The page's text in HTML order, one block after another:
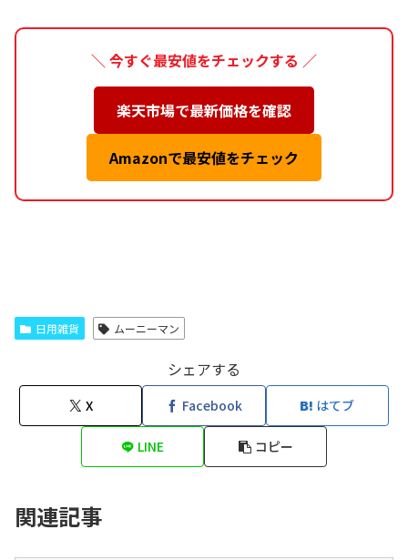
＼ 今すぐ最安値をチェックする ／
楽天市場で最新価格を確認
Amazonで最安値をチェック
日用雑貨 ムーニーマン
シェアする
X Facebook はてブ
LINE コピー
関連記事